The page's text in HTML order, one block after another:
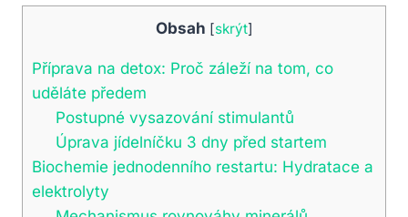
Obsah [skrýt]
Příprava na detox: Proč záleží na tom, co
uděláte předem
Postupné vysazování stimulantů
Úprava jídelníčku 3 dny před startem
Biochemie jednodenního restartu: Hydratace a
elektrolyty